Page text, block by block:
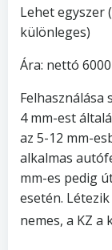
Lehet egyszer
különleges)
Ára: nettó
Felhasználása
4 mm-est
az 5-12 mm-
alkalmas
mm-es pedig
esetén.
nemes, a KZ a